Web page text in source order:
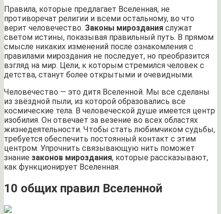
Правила, которые предлагает Вселенная, не
противоречат религии и всеми остальному, во что
верит человечество. Законы мироздания служат
светом истины, показывая правильный путь. В прямом
смысле никаких изменений после ознакомления с
правилами мироздания не последует, но преобразится
взгляд на мир. Цели, к которым стремился человек с
детства, станут более открытыми и очевидными.
Человечество — это дитя Вселенной. Мы все сделаны
из звёздной пыли, из которой образовались все
космические тела. В человеческой душе имеется центр
изобилия. Он отвечает за везение во всех областях
жизнедеятельности. Чтобы стать любимчиком судьбы,
требуется обеспечить постоянный контакт с этим
центром. Упрочнить связывающую нить поможет
знание законов мироздания, которые рассказывают,
как функционирует Вселенная.
10 общих правил Вселенной